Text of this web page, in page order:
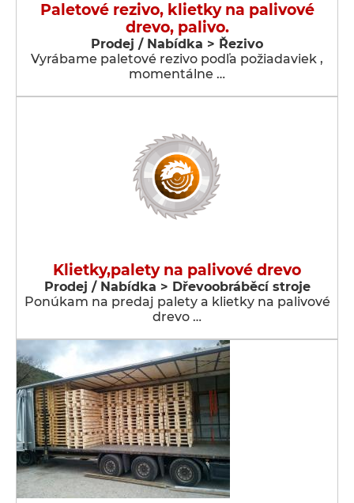
Paletové rezivo, klietky na palivové
drevo, palivo.
Prodej / Nabídka > Řezivo
Vyrábame paletové rezivo podľa požiadaviek ,
momentálne …
Klietky,palety na palivové drevo
Prodej / Nabídka > Dřevoobráběcí stroje
Ponúkam na predaj palety a klietky na palivové
drevo …